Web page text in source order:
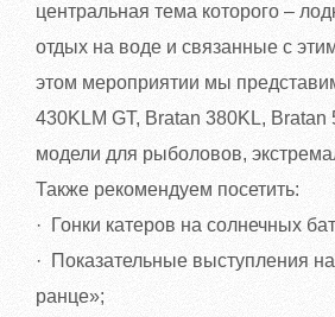
центральная тема которого –
отдых на воде и связанные с
этом мероприятии мы
430KLM GT, Bratan 380KL,
модели для рыболовов,
Также рекомендуем посетить:
·
Гонки катеров на солнечных
·
Показательные выступления
ранце»;